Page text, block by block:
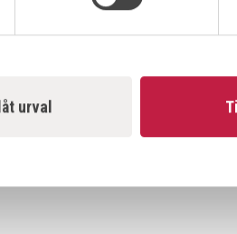
urval